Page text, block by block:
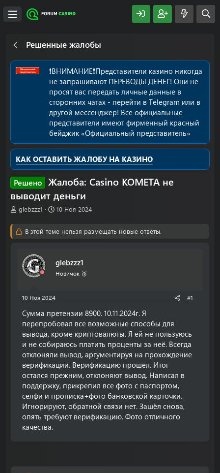
Решенные жалобы
❗️ВНИМАНИЕ❗️Представители казино никогда
не запрашивают ПЕРЕВОДЫ ДЕНЕГ! Они не
просят вас передать личные данные в
сторонних чатах - перейти в Telegram или в
другой мессенджер! Все официальные
представители имеют фирменный красный
бейджик «Официальный представитель»
КАК ОСТАВИТЬ ЖАЛОБУ НА КАЗИНО
Решено
Жалоба: Casino КОМЕТА не
выводит деньги
А
о
glebzzz1
Д
а
ч
а
10 Ноя 2024
В этой теме нельзя размещать новые ответы.
glebzzz1
Новичок 🥉
10 Ноя 2024 #1
Сумма претензии 8900. 10.11.2024г. Я
перепробовал все возможные способы для
вывода, кроме криптовалюты. Я ей не пользуюсь
и не собираюсь платить проценты за неё. Всегда
отклоняли вывод, аргументируя на прохождение
верификации. Верификацию прошел. Итог
остался прежним, отклоняют вывод. Написал в
поддержку, прикрепил все фото с паспортом,
селфи и прописка+фото банковской карточки.
Игнорируют, обратной связи нет. Зашёл снова,
опять требуют верификацию. Фото отличного
качества.